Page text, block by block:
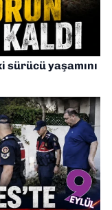
sürücü yaşamını